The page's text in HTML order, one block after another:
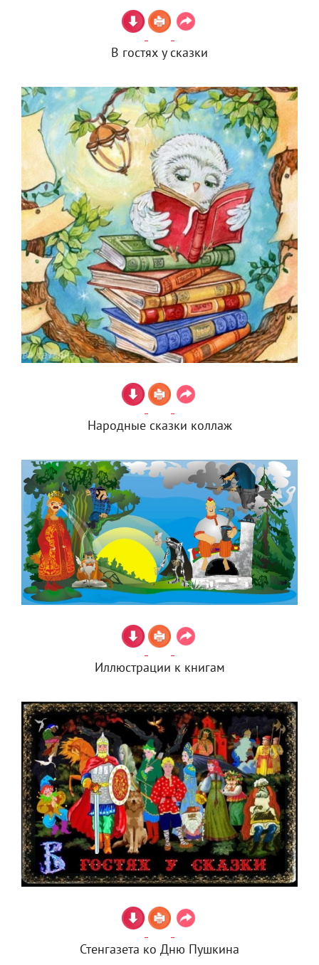
В гостях у сказки
Народные сказки коллаж
Иллюстрации к книгам
Стенгазета ко Дню Пушкина